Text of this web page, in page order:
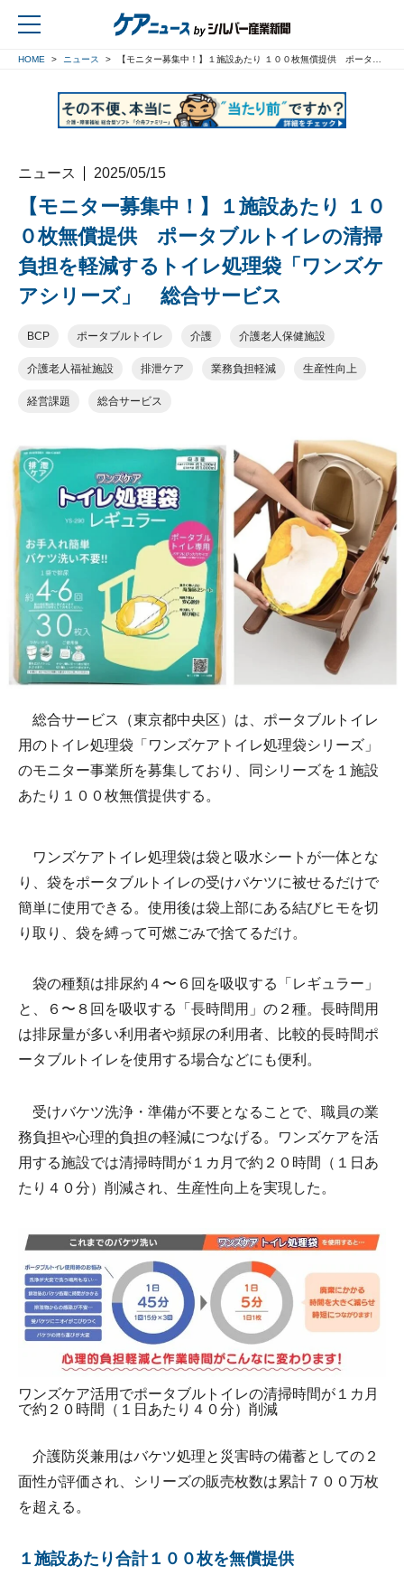
HOME ニュース 【モニター募集中！】１施設あたり １００枚無償提供 ポータブルトイレの清掃負担を軽減するトイレ処理袋「ワンズケアシリーズ」 総合サービス
ニュース 2025/05/15
【モニター募集中！】１施設あたり １０
０枚無償提供 ポータブルトイレの清掃
負担を軽減するトイレ処理袋「ワンズケ
アシリーズ」 総合サービス
BCP ポータブルトイレ 介護 介護老人保健施設
介護老人福祉施設 排泄ケア 業務負担軽減 生産性向上
経営課題 総合サービス
総合サービス（東京都中央区）は、ポータブルトイレ
用のトイレ処理袋「ワンズケアトイレ処理袋シリーズ」
のモニター事業所を募集しており、同シリーズを１施設
あたり１００枚無償提供する。
ワンズケアトイレ処理袋は袋と吸水シートが一体とな
り、袋をポータブルトイレの受けバケツに被せるだけで
簡単に使用できる。使用後は袋上部にある結びヒモを切
り取り、袋を縛って可燃ごみで捨てるだけ。
袋の種類は排尿約４〜６回を吸収する「レギュラー」
と、６〜８回を吸収する「長時間用」の２種。長時間用
は排尿量が多い利用者や頻尿の利用者、比較的長時間ポ
ータブルトイレを使用する場合などにも便利。
受けバケツ洗浄・準備が不要となることで、職員の業
務負担や心理的負担の軽減につなげる。ワンズケアを活
用する施設では清掃時間が１カ月で約２０時間（１日あ
たり４０分）削減され、生産性向上を実現した。
ワンズケア活用でポータブルトイレの清掃時間が１カ月
で約２０時間（１日あたり４０分）削減
介護防災兼用はバケツ処理と災害時の備蓄としての２
面性が評価され、シリーズの販売枚数は累計７００万枚
を超える。
１施設あたり合計１００枚を無償提供